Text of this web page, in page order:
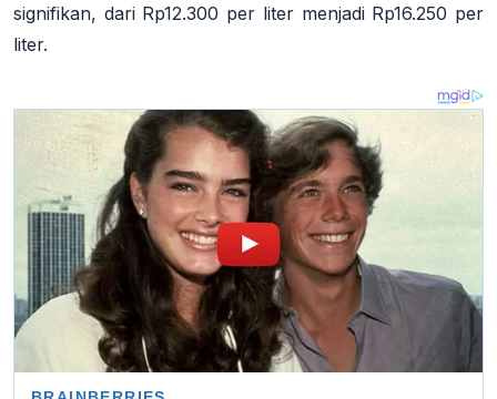
signifikan, dari Rp12.300 per liter menjadi Rp16.250 per
liter.